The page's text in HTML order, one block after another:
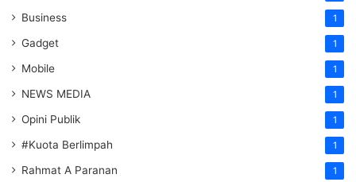
Business 1
Gadget 1
Mobile 1
NEWS MEDIA 1
Opini Publik 1
#Kuota Berlimpah 1
Rahmat A Paranan 1